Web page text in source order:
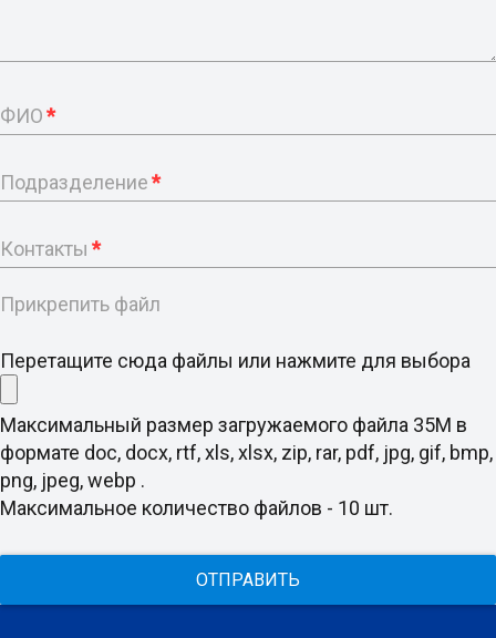
ФИО*
Подразделение*
Контакты *
Прикрепить файл
Перетащите сюда файлы или нажмите для выбора
Максимальный размер загружаемого файла 35M в
формате doc, docx, rtf, xls, xlsx, zip, rar, pdf, jpg, gif, bmp,
png, jpeg, webp .
Максимальное количество файлов - 10 шт.
ОТПРАВИТЬ